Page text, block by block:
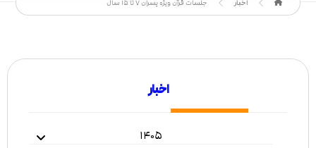
اخبار جلسات قرآن ویژه پسران ۷ تا ۱۵ سال
اخبار
۱۴۰۵